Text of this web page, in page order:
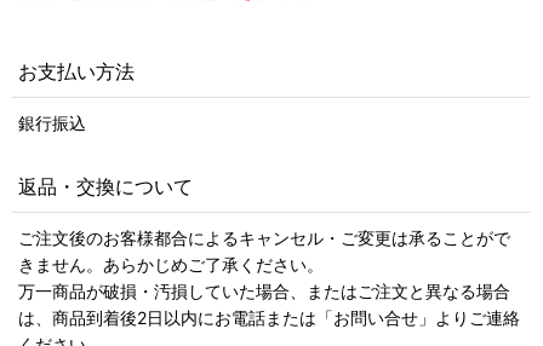
お支払い方法
銀行振込
返品・交換について
ご注文後のお客様都合によるキャンセル・ご変更は承ることがで
きません。あらかじめご了承ください。
万一商品が破損・汚損していた場合、またはご注文と異なる場合
は、商品到着後2日以内にお電話または「お問い合せ」よりご連絡